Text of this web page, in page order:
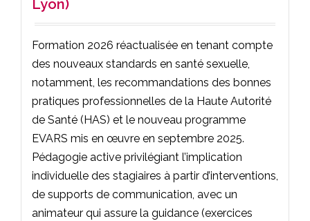
Lyon)
Formation 2026 réactualisée en tenant compte
des nouveaux standards en santé sexuelle,
notamment, les recommandations des bonnes
pratiques professionnelles de la Haute Autorité
de Santé (HAS) et le nouveau programme
EVARS mis en œuvre en septembre 2025.
Pédagogie active privilégiant l’implication
individuelle des stagiaires à partir d’interventions,
de supports de communication, avec un
animateur qui assure la guidance (exercices